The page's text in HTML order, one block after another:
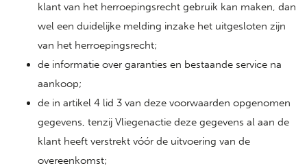
klant van het herroepingsrecht gebruik kan maken, dan
wel een duidelijke melding inzake het uitgesloten zijn
van het herroepingsrecht;
de informatie over garanties en bestaande service na
aankoop;
de in artikel 4 lid 3 van deze voorwaarden opgenomen
gegevens, tenzij Vliegenactie deze gegevens al aan de
klant heeft verstrekt vóór de uitvoering van de
overeenkomst;